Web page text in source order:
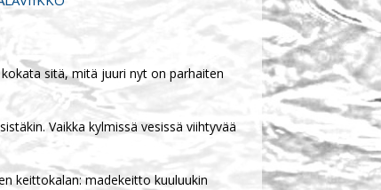
sitä, mitä juuri nyt on parhaiten
Vaikka kylmissä vesissä viihtyvää
keittokalan: madekeitto kuuluukin